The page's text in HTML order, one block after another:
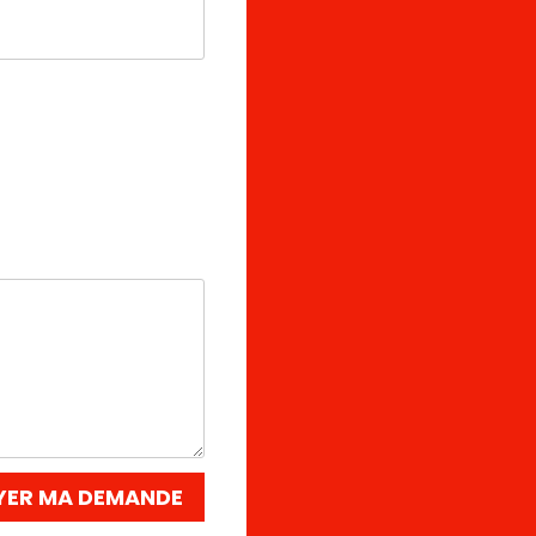
MA DEMANDE